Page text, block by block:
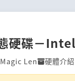
硬碟－
Magic Len 硬體介紹